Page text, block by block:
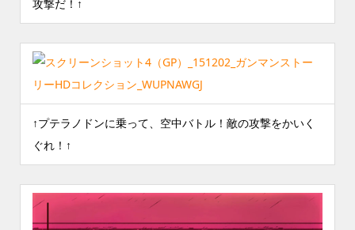
攻撃だ！↑
↑プテラノドンに乗って、空中バトル！敵の攻撃をかいく
ぐれ！↑